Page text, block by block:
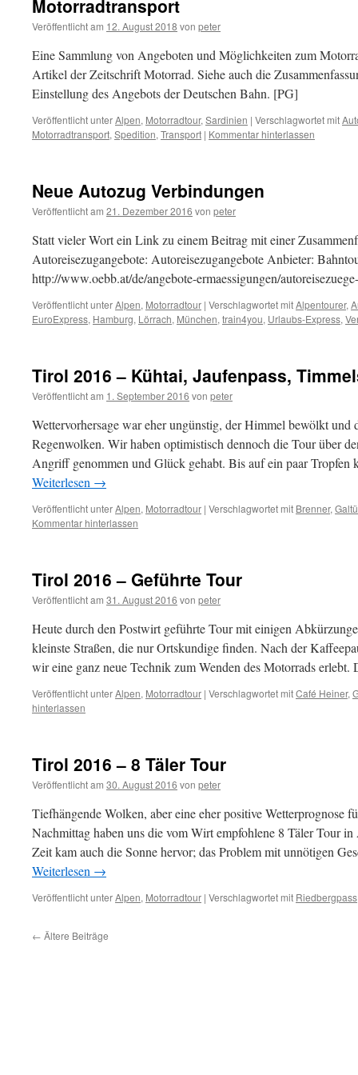
Motorradtransport
Veröffentlicht am 12. August 2018 von peter
Eine Sammlung von Angeboten und Möglichkeiten zum
Artikel der Zeitschrift Motorrad. Siehe auch die
Einstellung des Angebots der Deutschen Bahn. [PG]
Veröffentlicht unterAlpen, Motorradtour, Sardinien | Verschlagwortet mit
Motorradtransport, Spedition, Transport | Kommentar hinterlassen
Neue Autozug Verbindungen
Veröffentlicht am 21. Dezember 2016 von peter
Statt vieler Wort ein Link zu einem Beitrag mit einer
Autoreisezugangebote: Autoreisezugangebote Anbieter:
http://www.oebb.at/de/angebote-ermaessigungen/
Veröffentlicht unterAlpen, Motorradtour | Verschlagwortet mitAlpentourer,
EuroExpress, Hamburg, Lörrach, München, train4you, Urlaubs-Express,
Tirol 2016 – Kühtai, Jaufenpass,
Veröffentlicht am 1. September 2016 von peter
Wettervorhersage war eher ungünstig, der Himmel bewölkt und
Regenwolken. Wir haben optimistisch dennoch die Tour über
Angriff genommen und Glück gehabt. Bis auf ein paar Tropfen
Weiterlesen →
Veröffentlicht unterAlpen, Motorradtour | Verschlagwortet mit Brenner,
Kommentar hinterlassen
Tirol 2016 – Geführte Tour
Veröffentlicht am 31. August 2016 von peter
Heute durch den Postwirt geführte Tour mit einigen
kleinste Straßen, die nur Ortskundige finden. Nach der
wir eine ganz neue Technik zum Wenden des Motorrads
Veröffentlicht unterAlpen, Motorradtour | Verschlagwortet mitCafé Heiner,
hinterlassen
Tirol 2016 – 8 Täler Tour
Veröffentlicht am 30. August 2016 von peter
Tiefhängende Wolken, aber eine eher positive Wetterprognose
Nachmittag haben uns die vom Wirt empfohlene 8 Täler Tour
Zeit kam auch die Sonne hervor; das Problem mit unnötigen
Weiterlesen →
Veröffentlicht unterAlpen, Motorradtour | Verschlagwortet mit Riedbergpass
← Ältere Beiträge